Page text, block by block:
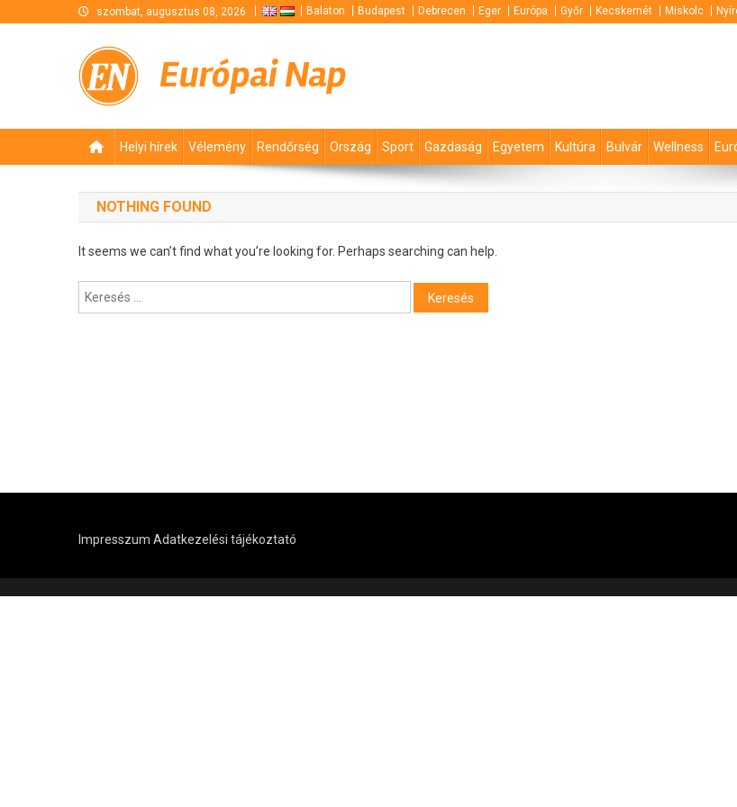
szombat, augusztus 08, 2026 Balaton Budapest Debrecen Eger Európa Győr Kecskemét Miskolc
Európai Nap
Helyi hírek Vélemény Rendőrség Ország Sport Gazdaság Egyetem Kultúra Bulvár Wellness
NOTHING FOUND
It seems we can’t find what you’re looking for. Perhaps searching can help.
Keresés:
Impresszum Adatkezelési tájékoztató